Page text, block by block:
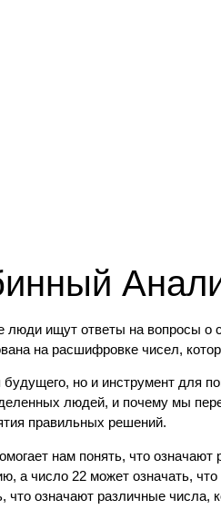
люди ищут ответы на вопросы
на расшифровке чисел,
но и инструмент для
людей, и почему мы
правильных решений.
нам понять, что
а число 22 может означать,
означают различные числа,